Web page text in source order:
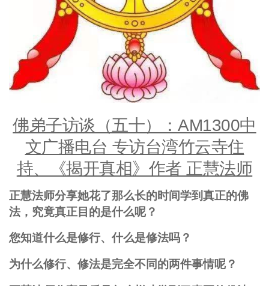
佛弟子访谈（五十）：AM1300中
文广播电台 专访台湾竹云寺住
持、《揭开真相》作者 正慧法师
正慧法师分享她花了那么长的时间学到真正的佛
法，究竟真正目的是什么呢？
您知道什么是修行、什么是修法吗？
为什么修行、修法是完全不同的两件事情呢？